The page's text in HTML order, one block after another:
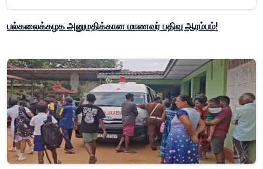
பல்கலைக்கழக அனுமதிக்கான மாணவர் பதிவு ஆரம்பம்!